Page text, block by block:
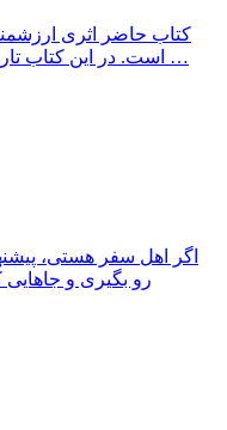
کتاب حاضر اثری
است. در این کتاب تاریخچه و جنبه‌های گوناگون کاغذ در ایران …
اگر اهل سفر هستی،
رو بگیری و